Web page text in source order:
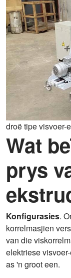
droë tipe visvoer-
Wat
prys
Konfigurasies.
korrelmasjien
van die
elektriese
as 'n groot een.